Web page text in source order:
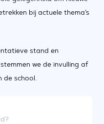
bij actuele thema’s
stand en
we de invulling af
de school.